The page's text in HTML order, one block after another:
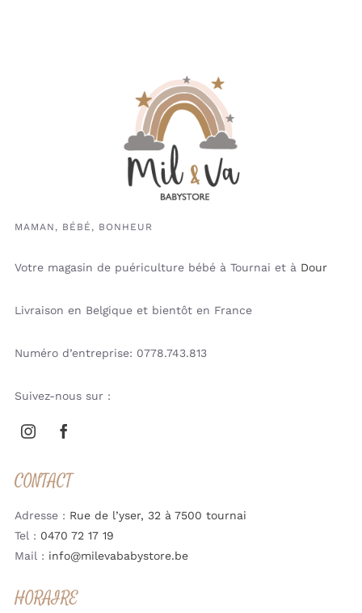
MAMAN, BÉBÉ, BONHEUR
Votre magasin de puériculture bébé à Tournai et à Dour
Livraison en Belgique et bientôt en France
Numéro d’entreprise: 0778.743.813
Suivez-nous sur :
CONTACT
Adresse : Rue de l’yser, 32 à 7500 tournai
Tel : 0470 72 17 19
Mail : info@milevababystore.be
HORAIRE